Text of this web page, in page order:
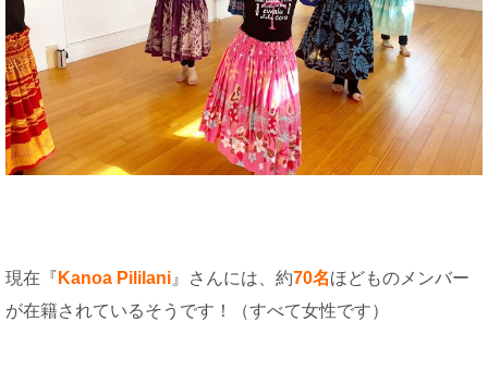
現在『 Kanoa Pililani 』さんには、約70名ほどものメンバー
が在籍されているそうです！（すべて女性です）